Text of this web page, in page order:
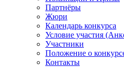
Партнёры
Жюри
Календарь конкурса
Условие участия
Участники
Положение о
Контакты